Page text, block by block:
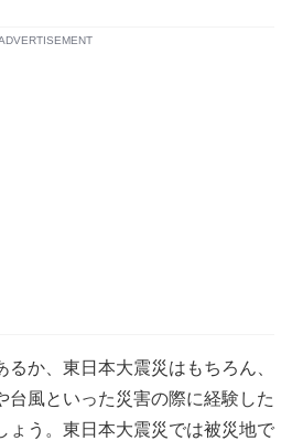
か、東日本大震災はもちろん、
台風といった災害の際に経験した
ょう。東日本大震災では被災地で